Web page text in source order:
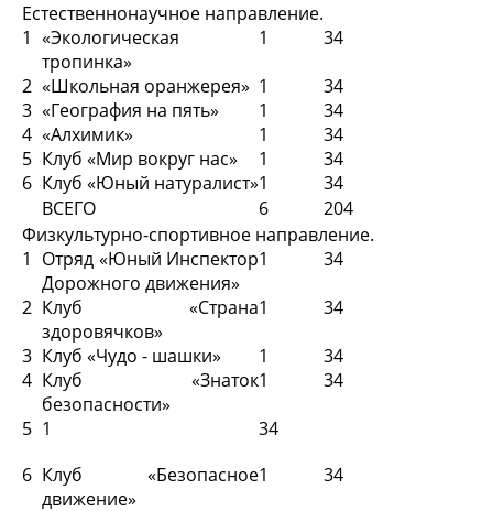
Естественнонаучное направление.
1 «Экологическая
тропинка»
1
34
2 «Школьная оранжерея» 1
34
3 «География на пять» 1
34
4 «Алхимик» 1
34
5 Клуб «Мир вокруг нас» 1
34
6 Клуб «Юный натуралист»1
34
ВСЕГО
6
204
Физкультурно-спортивное направление.
1 Отряд «Юный Инспектор
Дорожного движения»
1
34
2 Клуб «Страна
здоровячков»
1
34
3 Клуб «Чудо - шашки» 1
34
4 Клуб «Знаток
безопасности»
1
34
5 1
34
6 Клуб «Безопасное
движение»
1
34